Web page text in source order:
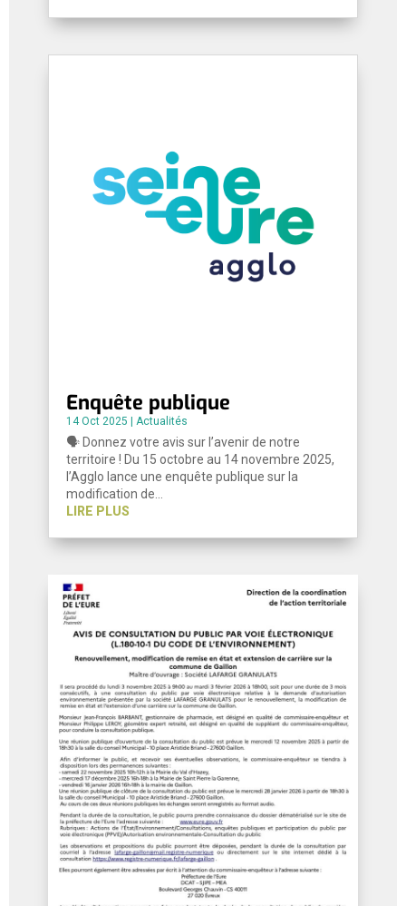
Enquête publique
14 Oct 2025 Actualités
🗣️ Donnez votre avis sur l’avenir de notre
territoire ! Du 15 octobre au 14 novembre 2025,
l’Agglo lance une enquête publique sur la
modification de…
LIRE PLUS